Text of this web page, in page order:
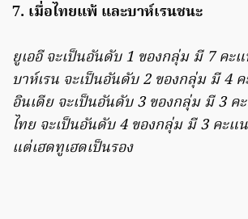
7. เมื่อไทยแพ้ และบาห์เรนชนะ
ยูเออี จะเป็นอันดับ 1 ของกลุ่ม มี 7 คะ
บาห์เรน จะเป็นอันดับ 2 ของกลุ่ม มี 4
อินเดีย จะเป็นอันดับ 3 ของกลุ่ม มี 3 ค
ไทย จะเป็นอันดับ 4 ของกลุ่ม มี 3 คะแ
แต่เฮดทูเฮดเป็นรอง